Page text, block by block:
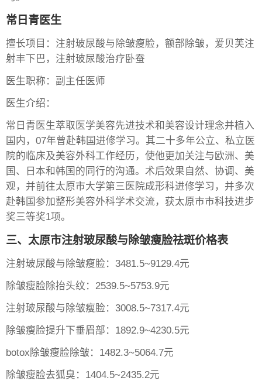
常日青医生
擅长项目：注射玻尿酸与除皱瘦脸，额部除皱，爱贝芙注
射丰下巴，注射玻尿酸治疗卧蚕
医生职称：副主任医师
医生介绍：
常日青医生萃取医学美容先进技术和美容设计理念并植入
国内，07年曾赴韩国进修学习。其二十多年公立、私立医
院的临床及美容外科工作经历，使他更加关注与欧洲、美
国、日本和韩国的同行的沟通。术后效果自然、协调、美
观，并前往太原市大学第三医院成形科进修学习，并多次
赴韩国参加整形美容外科学术交流，获太原市市科技进步
奖三等奖1项。
三、太原市注射玻尿酸与除皱瘦脸祛斑价格表
注射玻尿酸与除皱瘦脸：3481.5~9129.4元
除皱瘦脸除抬头纹：2539.5~5753.9元
注射玻尿酸与除皱瘦脸：3008.5~7317.4元
除皱瘦脸提升下垂眉部：1892.9~4230.5元
botox除皱瘦脸除皱：1482.3~5064.7元
除皱瘦脸去狐臭：1404.5~2435.2元